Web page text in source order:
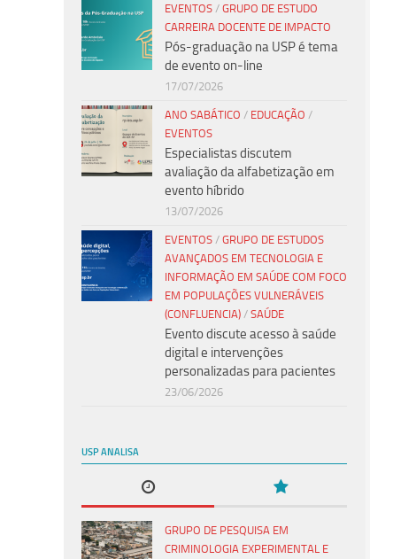
EVENTOS / GRUPO DE ESTUDO
CARREIRA DOCENTE DE IMPACTO
Pós-graduação na USP é tema
de evento on-line
17/07/2026
ANO SABÁTICO / EDUCAÇÃO /
EVENTOS
Especialistas discutem
avaliação da alfabetização em
evento híbrido
13/07/2026
EVENTOS / GRUPO DE ESTUDOS
AVANÇADOS EM TECNOLOGIA E
INFORMAÇÃO EM SAÚDE COM FOCO
EM POPULAÇÕES VULNERÁVEIS
(CONFLUENCIA) / SAÚDE
Evento discute acesso à saúde
digital e intervenções
personalizadas para pacientes
23/06/2026
USP ANALISA
GRUPO DE PESQUISA EM
CRIMINOLOGIA EXPERIMENTAL E